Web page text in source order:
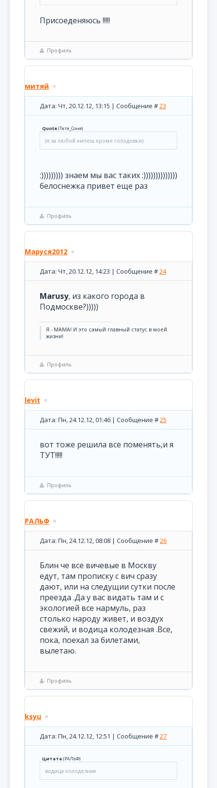
Присоеденяюсь !!!!!
Профиль
митяй
Дата: Чт, 20.12.12, 13:15 | Сообщение #23
Quote(Тетя_Соня)
(я за любой кипеш кроме голодовки)
:))))))))) знаем мы вас таких :))))))))))))))
белоснежка привет еще раз
Профиль
Маруся2012
Дата: Чт, 20.12.12, 14:23 | Сообщение #24
Marusy, из какого города в
Подмоскве?)))))
Я - МАМА! И это самый главный статус в моей
жизни!
Профиль
levit
Дата: Пн, 24.12.12, 01:46 | Сообщение #25
вот тоже решила все поменять,и я
ТУТ!!!!!
Профиль
РАЛЬФ
Дата: Пн, 24.12.12, 08:08 | Сообщение #26
Блин че все вичевые в Москву
едут, там прописку с вич сразу
дают, или на следущии сутки после
преезда .Да у вас видать там и с
экологией все нармуль, раз
столько народу живет, и воздух
свежий, и водица колодезная .Все,
пока, поехал за билетами,
вылетаю.
Профиль
ksyu
Дата: Пн, 24.12.12, 12:51 | Сообщение #27
Цитата(РАЛЬФ)
водица колодезная